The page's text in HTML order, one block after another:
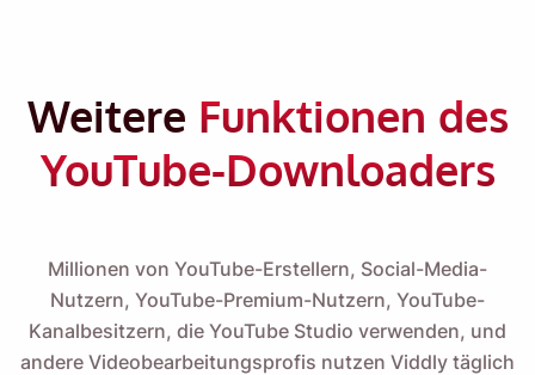
Weitere Funktionen des
YouTube-Downloaders
Millionen von YouTube-Erstellern, Social-Media-
Nutzern, YouTube-Premium-Nutzern, YouTube-
Kanalbesitzern, die YouTube Studio verwenden, und
andere Videobearbeitungsprofis nutzen Viddly täglich